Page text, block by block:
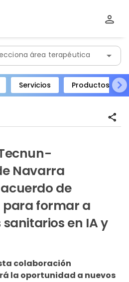
área terapéutica arrow_drop_down
Servicios
Productos
share
Navarra
de
formar a
en IA y
colaboración
la oportunidad a nuevos